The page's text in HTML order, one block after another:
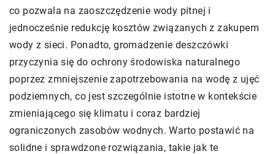
co pozwala na zaoszczędzenie wody pitnej i
jednocześnie redukcję kosztów związanych z zakupem
wody z sieci. Ponadto, gromadzenie deszczówki
przyczynia się do ochrony środowiska naturalnego
poprzez zmniejszenie zapotrzebowania na wodę z ujęć
podziemnych, co jest szczególnie istotne w kontekście
zmieniającego się klimatu i coraz bardziej
ograniczonych zasobów wodnych. Warto postawić na
solidne i sprawdzone rozwiązania, takie jak te